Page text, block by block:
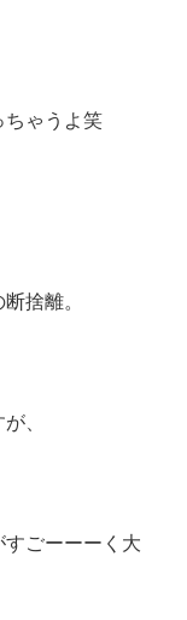
ちゃうよ笑
捨離。
、
ごーーーく大